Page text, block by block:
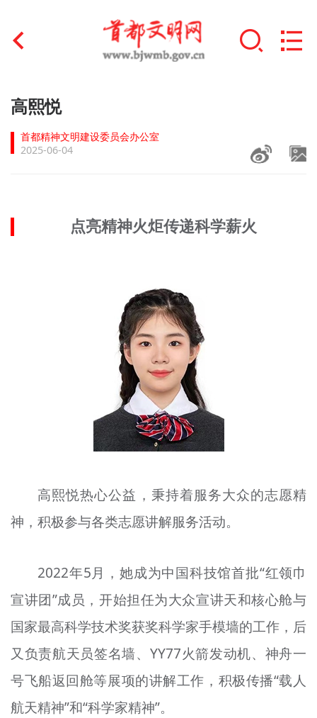
首页
文明创建
未成年人思想道德建设
北京宣传文化引导基金
宣传思想文化人才
高熙悦
首都精神文明建设委员会办公室
2025-06-04
点亮精神火炬传递科学薪火
高熙悦热心公益，秉持着服务大众的志愿精
神，积极参与各类志愿讲解服务活动。
2022年5月，她成为中国科技馆首批“红领巾
宣讲团”成员，开始担任为大众宣讲天和核心舱与
国家最高科学技术奖获奖科学家手模墙的工作，后
又负责航天员签名墙、YY77火箭发动机、神舟一
号飞船返回舱等展项的讲解工作，积极传播“载人
航天精神”和“科学家精神”。